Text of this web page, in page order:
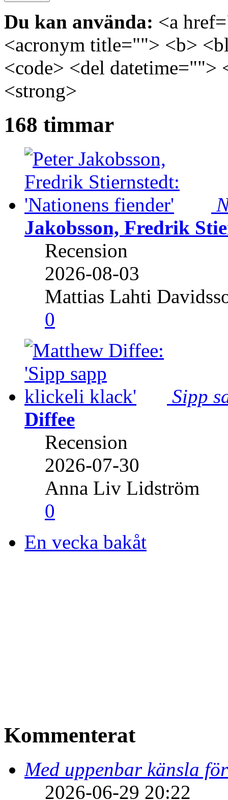
Du kan använda: <a
<acronym title=""> <b>
<code> <del
<strong>
168 timmar
Jakobsson, Fredrik
Recension
2026-08-03
Mattias Lahti
0
Sipp
Diffee
Recension
2026-07-30
Anna Liv Lidström
0
En vecka bakåt
Kommenterat
Med uppenbar känsla
2026-06-29 20:22